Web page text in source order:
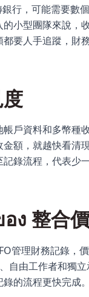
行，可能需要數
小型團隊來說，
要人手追蹤，財
戶資料和多幣種
額，就越快看清
錄流程，代表少
ง 整合
管理財務記錄，
自由工作者和獨
的流程更快完成